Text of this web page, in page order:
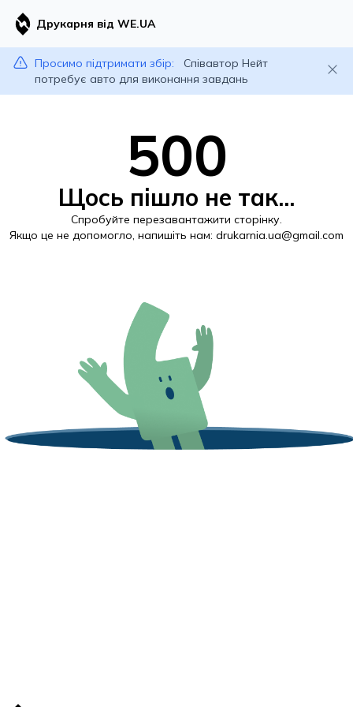
Друкарня від WE.UA
Просимо підтримати збір:
Співавтор Нейт
потребує авто для виконання завдань
500
Щось пішло не так...
Спробуйте перезавантажити сторінку.
Якщо це не допомогло, напишіть нам: drukarnia.ua@gmail.com